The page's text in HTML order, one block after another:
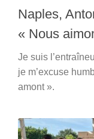
Naples,
« Nous
Je suis
je m’excuse
amont ».